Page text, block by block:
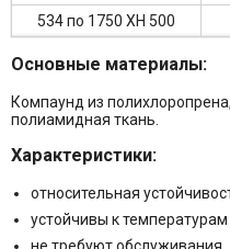
534 по 1750 XH 500
Основные материалы:
Компаунд из
полиамидная ткань.
Характеристики:
относительная
устойчивы к температурам
не требуют обслуживания